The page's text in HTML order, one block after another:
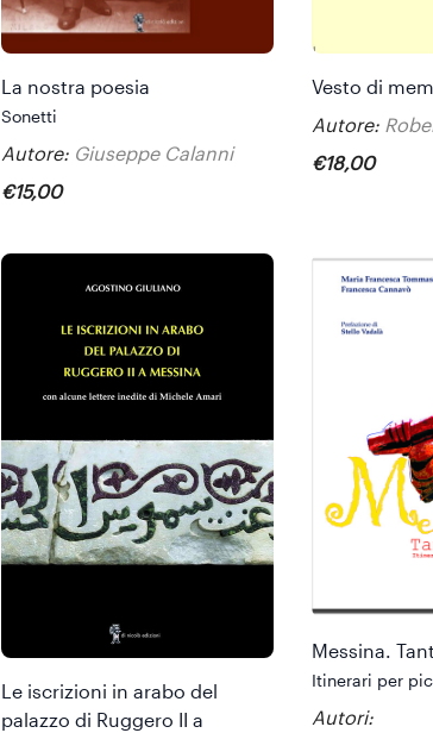
La nostra poesia
Sonetti
Autore: Giuseppe Calanni
€15,00
Vesto di
Autore:
€18,00
Le iscrizioni in arabo del
palazzo di Ruggero II a
Messina.
Itinerari per
Autori: